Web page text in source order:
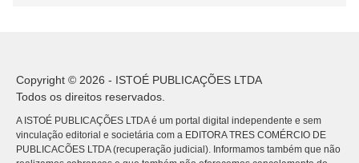
Copyright © 2026 - ISTOÉ PUBLICAÇÕES LTDA
Todos os direitos reservados.
A ISTOÉ PUBLICAÇÕES LTDA é um portal digital independente e sem
vinculação editorial e societária com a EDITORA TRES COMÉRCIO DE
PUBLICACÕES LTDA (recuperação judicial). Informamos também que não